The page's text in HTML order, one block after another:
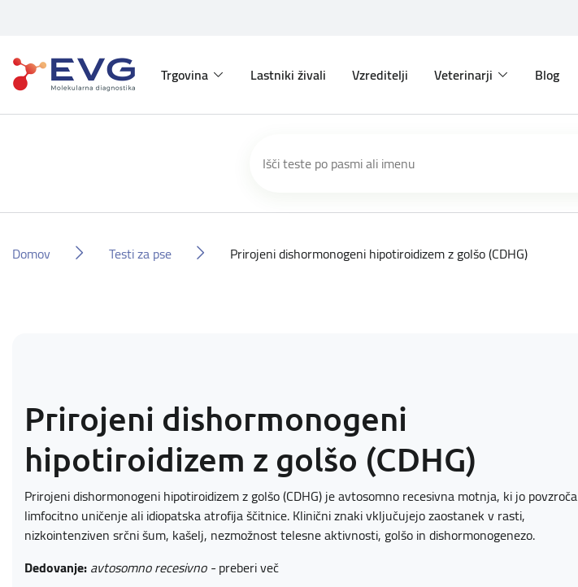
Trgovina Lastniki živali Vzreditelji Veterinarji Blog
Domov Testi za pse Prirojeni dishormonogeni hipotiroidizem z golšo (CDHG)
Prirojeni dishormonogeni
hipotiroidizem z golšo (CDHG)
Prirojeni dishormonogeni hipotiroidizem z golšo (CDHG) je avtosomno recesivna motnja, ki jo povzroča
limfocitno uničenje ali idiopatska atrofija ščitnice. Klinični znaki vključujejo zaostanek v rasti,
nizkointenziven srčni šum, kašelj, nezmožnost telesne aktivnosti, golšo in dishormonogenezo.
Dedovanje:avtosomno recesivno -preberi več